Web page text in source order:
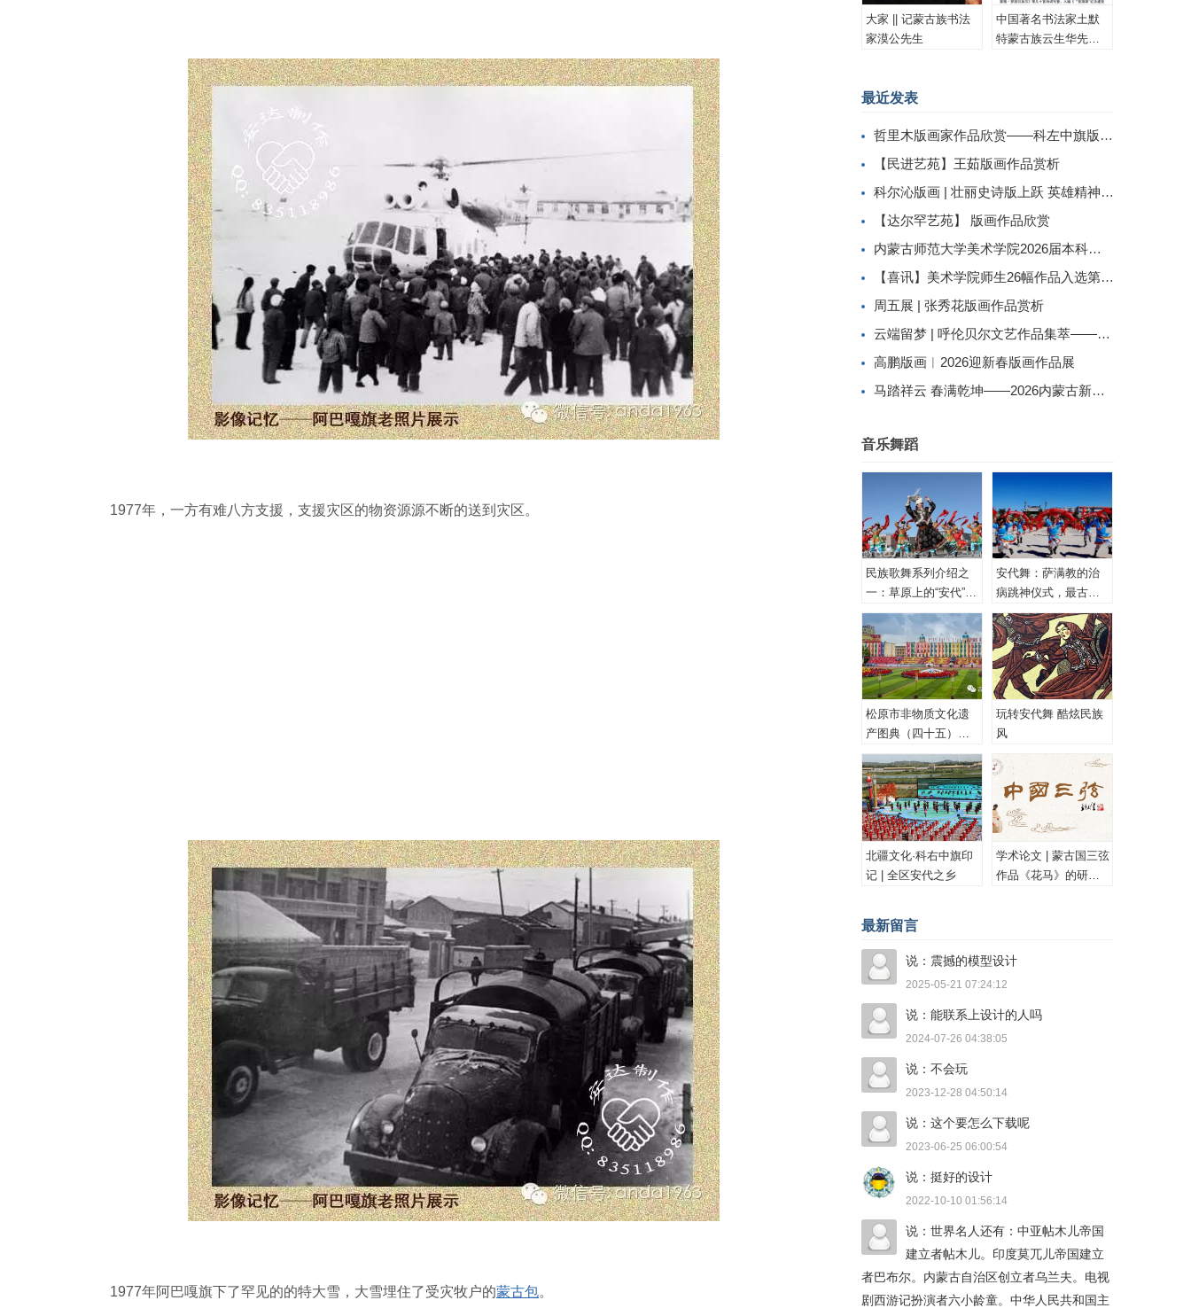
1977年，一方有难八方支援，支援灾区的物资源源不断的送到灾区。
1977年阿巴嘎旗下了罕见的的特大雪，大雪埋住了受灾牧户的蒙古包。
大家 || 记蒙古族书法
家漠公先生
中国著名书法家土默
特蒙古族云生华先生
最近发表
哲里木版画家作品欣赏——科左中旗版画家李忠斌作品赏析
【民进艺苑】王茹版画作品赏析
科尔沁版画 | 壮丽史诗版上跃 英雄精神画中传
【达尔罕艺苑】 版画作品欣赏
内蒙古师范大学美术学院2026届本科生毕业作品展美术学专业（版画方向）
【喜讯】美术学院师生26幅作品入选第二届内蒙古自治区小版画暨藏书票展
周五展 | 张秀花版画作品赏析
云端留梦 | 呼伦贝尔文艺作品集萃——姜识民版画选登
高鹏版画︱2026迎新春版画作品展
马踏祥云 春满乾坤——2026内蒙古新春民间工艺美术线上展（三）
音乐舞蹈
民族歌舞系列介绍之
一：草原上的“安代”和
安代舞
安代舞：萨满教的治
病跳神仪式，最古老
的心理治疗！
松原市非物质文化遗
产图典（四十五）蒙
古族安代舞
玩转安代舞 酷炫民族
风
北疆文化·科右中旗印
记 | 全区安代之乡
学术论文 | 蒙古国三弦
作品《花马》的研究
最新留言
说：震撼的模型设计
2025-05-21 07:24:12
说：能联系上设计的人吗
2024-07-26 04:38:05
说：不会玩
2023-12-28 04:50:14
说：这个要怎么下载呢
2023-06-25 06:00:54
说：挺好的设计
2022-10-10 01:56:14
说：世界名人还有：中亚帖木儿帝国
建立者帖木儿。印度莫兀儿帝国建立
者巴布尔。内蒙古自治区创立者乌兰夫。电视
剧西游记扮演者六小龄童。中华人民共和国主